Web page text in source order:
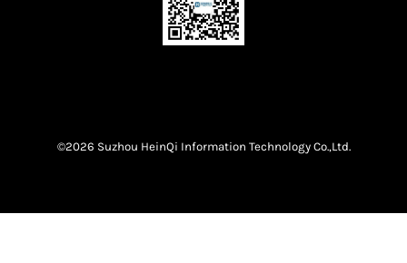
©2026 Suzhou HeinQi Information Technology Co.,Ltd.